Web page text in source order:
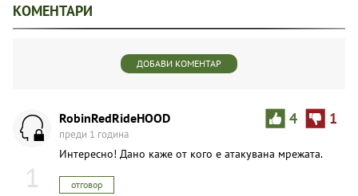
КОМЕНТАРИ
ДОБАВИ КОМЕНТАР
1
4 1
RobinRedRideHOOD
преди 1 година
Интересно! Дано каже от кого е атакувана мрежата.
отговор